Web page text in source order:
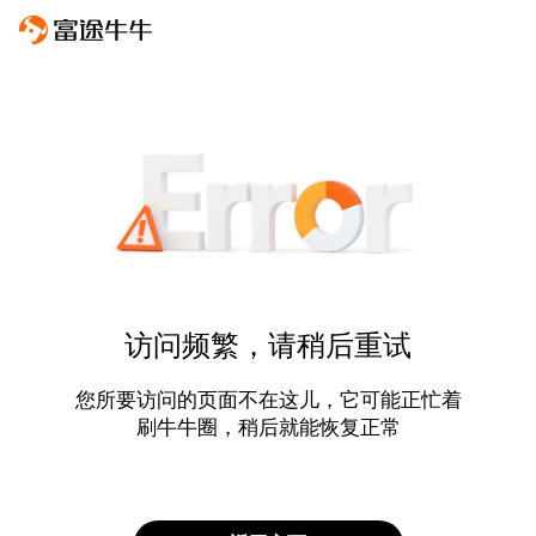
访问频繁，请稍后重试
您所要访问的页面不在这儿，它可能正忙着
刷牛牛圈，稍后就能恢复正常